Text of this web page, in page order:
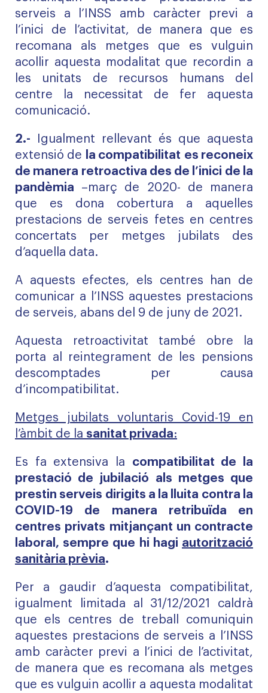
serveis a l’INSS amb caràcter previ a
l’inici de l’activitat, de manera que es
recomana als metges que es vulguin
acollir aquesta modalitat que recordin a
les unitats de recursos humans del
centre la necessitat de fer aquesta
comunicació.
2.- Igualment rellevant és que aquesta
extensió de
la compatibilitat es reconeix
de manera retroactiva des de l’inici de la
pandèmia –març de 2020- de manera
que es dona cobertura a aquelles
prestacions de serveis fetes en centres
concertats per metges jubilats des
d’aquella data.
A aquests efectes, els centres han de
comunicar a l’INSS aquestes prestacions
de serveis, abans del 9 de juny de 2021.
Aquesta retroactivitat també obre la
porta al reintegrament de les pensions
descomptades per causa
d’incompatibilitat.
Metges jubilats voluntaris Covid-19 en
l’àmbit de la sanitat privada:
Es fa extensiva la compatibilitat de la
prestació de jubilació als metges que
prestin serveis dirigits a la lluita contra la
COVID-19 de manera retribuïda en
centres privats mitjançant un contracte
laboral, sempre que hi hagi autorització
sanitària prèvia.
Per a gaudir d’aquesta compatibilitat,
igualment limitada al 31/12/2021 caldrà
que els centres de treball comuniquin
aquestes prestacions de serveis a l’INSS
amb caràcter previ a l’inici de l’activitat,
de manera que es recomana als metges
que es vulguin acollir a aquesta modalitat